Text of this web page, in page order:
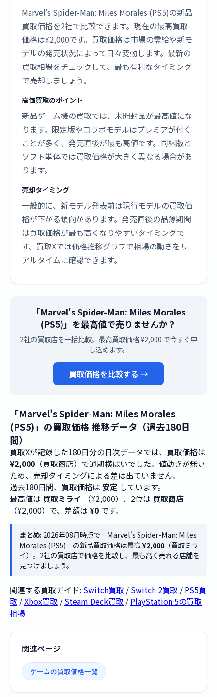
Marvel's Spider-Man: Miles Morales (PS5)の新品
買取価格を2社で比較できます。現在の最高買取
価格は¥2,000です。買取価格は市場の需給や新モ
デルの発売状況によって日々変動します。最新の
買取相場をチェックして、最も有利なタイミング
で売却しましょう。
高価買取のポイント
新品ゲーム機の買取では、未開封品が最高値にな
ります。限定版やコラボモデルはプレミアが付く
ことが多く、発売直後が最も高値です。同梱版と
ソフト単体では買取価格が大きく異なる場合があ
ります。
売却タイミング
一般的に、新モデル発表前は現行モデルの買取価
格が下がる傾向があります。発売直後の品薄期間
は買取価格が最も高くなりやすいタイミングで
す。買取Xでは価格推移グラフで相場の動きをリ
アルタイムに確認できます。
「Marvel's Spider-Man: Miles Morales
(PS5)」を最高値で売りませんか？
2社の買取店を一括比較。最高買取価格 ¥2,000 で今すぐ申
し込めます。
買取価格を比較する →
「Marvel's Spider-Man: Miles Morales
(PS5)」の買取価格 推移データ（過去180日
間）
買取Xが記録した180日分の日次データでは、買取価格は
¥2,000 （買取商店）で通期横ばいでした。値動きが無い
ため、売却タイミングによる差は出ていません。
過去180日間、買取価格は 安定 しています。
最高値は 買取ミライ （¥2,000）、2位は 買取商店
（¥2,000）で、差額は ¥0 です。
まとめ:2026年08月時点で「Marvel's Spider-Man: Miles
Morales (PS5)」の新品買取価格は最高¥2,000（買取ミラ
イ）。2社の買取店で価格を比較し、最も高く売れる店舗を
見つけましょう。
関連する買取ガイド: Switch買取 / Switch 2買取 / PS5買
取 /Xbox買取 / Steam Deck買取 / PlayStation 5の買取
相場
関連ページ
ゲームの買取価格一覧